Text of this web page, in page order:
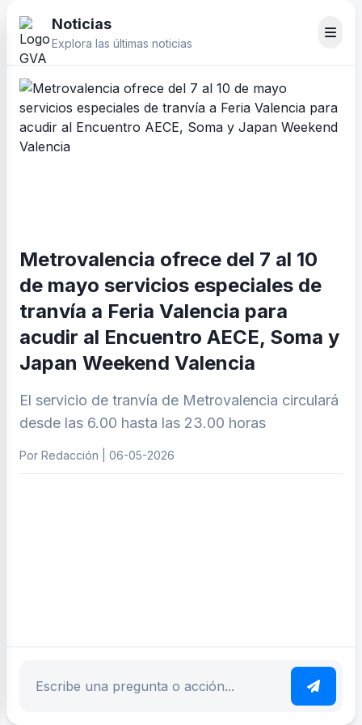
Noticias
Explora las últimas noticias
Metrovalencia ofrece del 7 al 10
de mayo servicios especiales de
tranvía a Feria Valencia para
acudir al Encuentro AECE, Soma y
Japan Weekend Valencia
El servicio de tranvía de Metrovalencia circulará
desde las 6.00 hasta las 23.00 horas
Por Redacción | 06-05-2026
Escribe tu pregunta